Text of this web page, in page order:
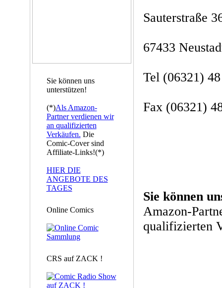
Sie können uns
unterstützen!
(*)Als Amazon-
Partner verdienen wir
an qualifizierten
Verkäufen. Die
Comic-Cover sind
Affiliate-Links!(*)
HIER DIE
ANGEBOTE DES
TAGES
Online Comics
CRS auf ZACK !
Sauterstraße
67433
Tel (06321)
Fax (06321)
Sie können
Amazon-
qualifizierten